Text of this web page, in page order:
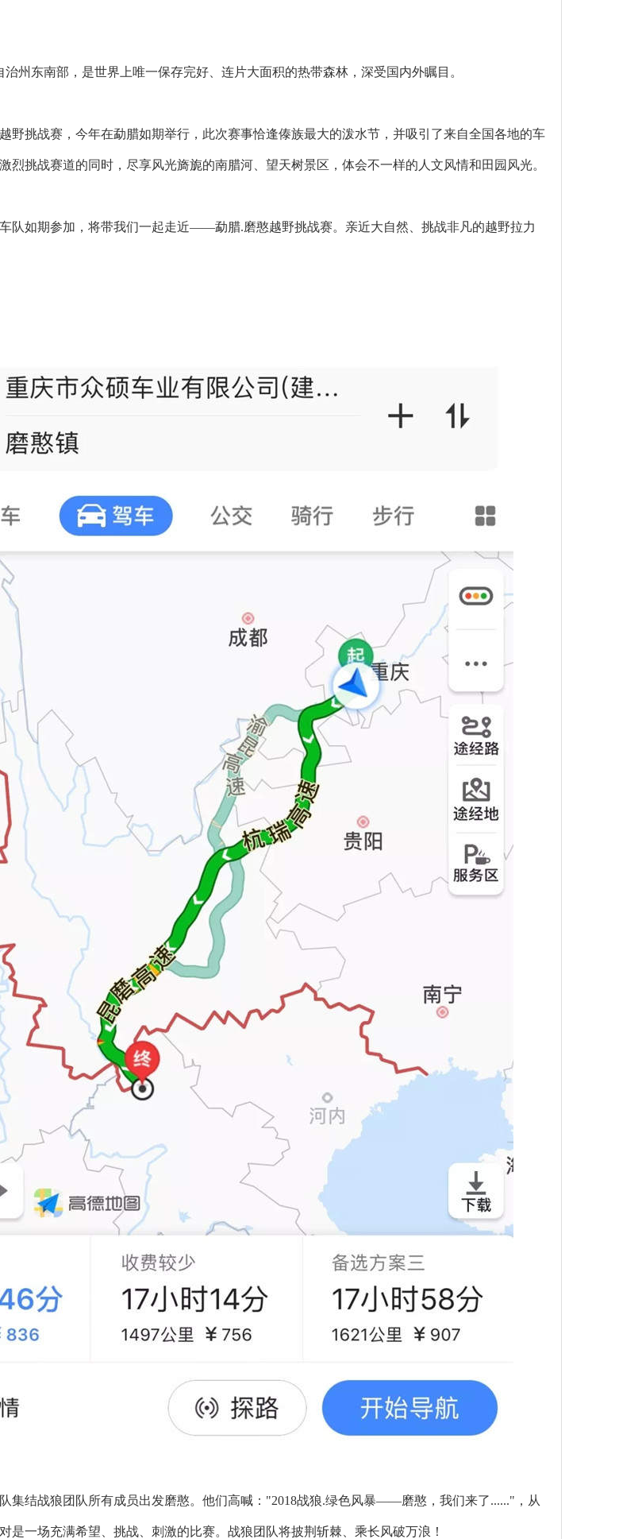
州东南部，是世界上唯一保存完好、连片大面积的热带森林，深受国内外瞩目。
野挑战赛，今年在勐腊如期举行，此次赛事恰逢傣族最大的泼水节，并吸引了来自全国各地的车
烈挑战赛道的同时，尽享风光旖旎的南腊河、望天树景区，体会不一样的人文风情和田园风光。
队如期参加，将带我们一起走近——勐腊.磨憨越野挑战赛。亲近大自然、挑战非凡的越野拉力
集结战狼团队所有成员出发磨憨。他们高喊："2018战狼.绿色风暴——磨憨，我们来了......"，从
是一场充满希望、挑战、刺激的比赛。战狼团队将披荆斩棘、乘长风破万浪！